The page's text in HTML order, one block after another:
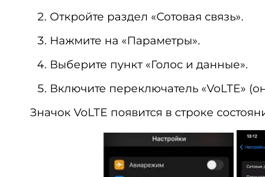
Откройте раздел «Сотовая связь».
Нажмите на «Параметры».
Выберите пункт «Голос и данные».
Включите переключатель «VoLTE»
Значок VoLTE появится в строке